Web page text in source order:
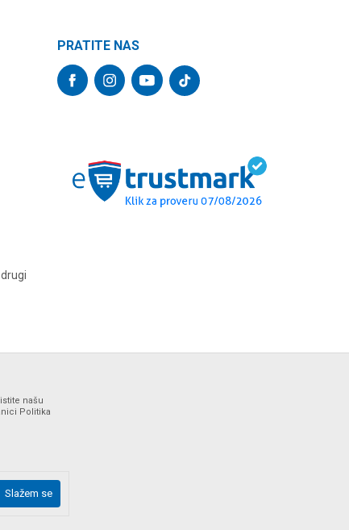
PRATITE NAS
bez grešaka. Svi artikli prikazani na sajtu su deo naše
web shopa na tel. 064/647-81-86.
našu
Politika
Slažem se